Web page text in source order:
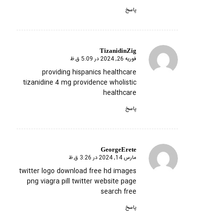
پاسخ
TizanidinZig
گفته:
فوریه 26, 2024 در 5:09 ق.ظ
providing hispanics healthcare
tizanidine 4 mg providence wholistic
healthcare
پاسخ
GeorgeErete
گفته:
مارس 14, 2024 در 3:26 ق.ظ
twitter logo download free hd images
pngviagra pill twitter website page
search free
پاسخ